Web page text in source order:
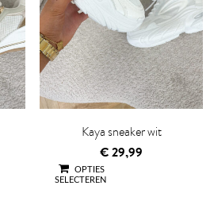
OPTIES
SELECTEREN
Kaya sneaker wit
€29,99